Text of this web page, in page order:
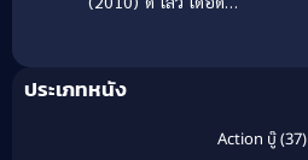
ประเภทหนัง
Action บู๊(37)